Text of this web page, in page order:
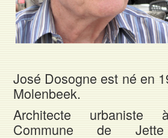
José Dosogne est né en
Molenbeek.
Architecte
Commune de